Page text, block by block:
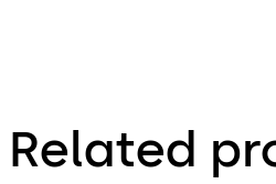
Related